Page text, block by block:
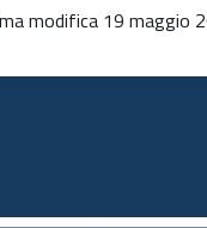
modifica 19 maggio